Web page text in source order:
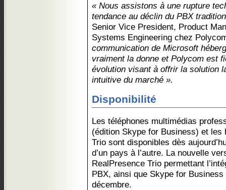
« Nous assistons à une rupture
tendance au déclin du PBX
Senior Vice President, Product
Systems Engineering chez
communication de Microsoft
vraiment la donne et Polycom est
évolution visant à offrir la solution
intuitive du marché ».
Disponibilité
Les téléphones multimédias
(édition Skype for Business) et les
Trio sont disponibles dès
d’un pays à l’autre. La nouvelle
RealPresence Trio permettant
PBX, ainsi que Skype for
décembre.